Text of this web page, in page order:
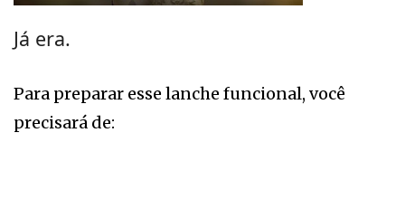
Já era.
Para preparar esse lanche funcional, você
precisará de: